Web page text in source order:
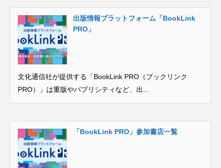
出版情報プラットフォーム「BookLink
PRO」
文化通信社が提供する「BookLink PRO（ブックリンク
PRO）」は重版やパブリシティなど、出...
「BookLink PRO」参加書店一覧